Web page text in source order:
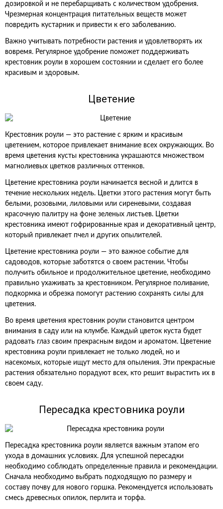
дозировкой и не перебарщивать с количеством удобрения.
Чрезмерная концентрация питательных веществ может
повредить кустарник и привести к его заболеванию.
Важно учитывать потребности растения и удовлетворять их
вовремя. Регулярное удобрение поможет поддерживать
крестовник роули в хорошем состоянии и сделает его более
красивым и здоровым.
Цветение
Крестовник роули — это растение с ярким и красивым
цветением, которое привлекает внимание всех окружающих. Во
время цветения кусты крестовника украшаются множеством
магнолиевых цветков различных оттенков.
Цветение крестовника роули начинается весной и длится в
течение нескольких недель. Цветки этого растения могут быть
белыми, розовыми, лиловыми или сиреневыми, создавая
красочную палитру на фоне зеленых листьев. Цветки
крестовника имеют гофрированные края и декоративный центр,
который привлекает пчел и других опылителей.
Цветение крестовника роули — это важное событие для
садоводов, которые заботятся о своем растении. Чтобы
получить обильное и продолжительное цветение, необходимо
правильно ухаживать за крестовником. Регулярное поливание,
подкормка и обрезка помогут растению сохранять силы для
цветения.
Во время цветения крестовник роули становится центром
внимания в саду или на клумбе. Каждый цветок куста будет
радовать глаз своим прекрасным видом и ароматом. Цветение
крестовника роули привлекает не только людей, но и
насекомых, которые ищут место для опыления. Эти прекрасные
растения обязательно порадуют всех, кто решит вырастить их в
своем саду.
Пересадка крестовника роули
Пересадка крестовника роули является важным этапом его
ухода в домашних условиях. Для успешной пересадки
необходимо соблюдать определенные правила и рекомендации.
Сначала необходимо выбрать подходящую по размеру и
составу почву для нового горшка. Рекомендуется использовать
смесь древесных опилок, перлита и торфа.